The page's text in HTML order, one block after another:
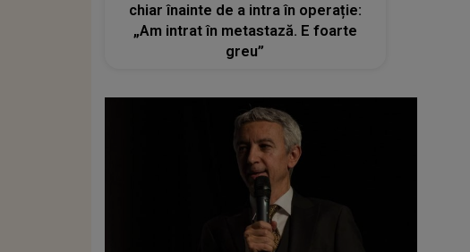
chiar înainte de a intra în operație:
„Am intrat în metastază. E foarte
greu”